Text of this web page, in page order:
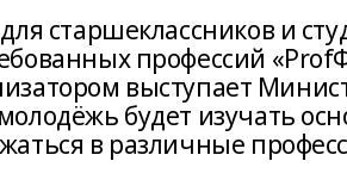
старшеклассников и
профессий
выступает
будет изучать
в различные